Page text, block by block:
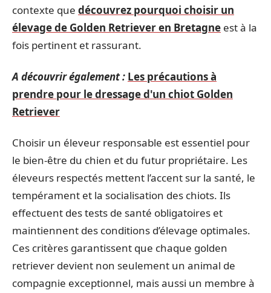
contexte que découvrez pourquoi choisir un
élevage de Golden Retriever en Bretagne est à la
fois pertinent et rassurant.
A découvrir également : Les précautions à
prendre pour le dressage d'un chiot Golden
Retriever
Choisir un éleveur responsable est essentiel pour
le bien-être du chien et du futur propriétaire. Les
éleveurs respectés mettent l’accent sur la santé, le
tempérament et la socialisation des chiots. Ils
effectuent des tests de santé obligatoires et
maintiennent des conditions d’élevage optimales.
Ces critères garantissent que chaque golden
retriever devient non seulement un animal de
compagnie exceptionnel, mais aussi un membre à